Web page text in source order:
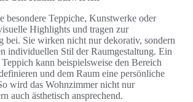
besondere Teppiche, Kunstwerke oder
Highlights und tragen zur
bei. Sie wirken nicht nur dekorativ, sondern
individuellen Stil der Raumgestaltung. Ein
kann beispielsweise den Bereich
und dem Raum eine persönliche
wird das Wohnzimmer nicht nur
auch ästhetisch ansprechend.